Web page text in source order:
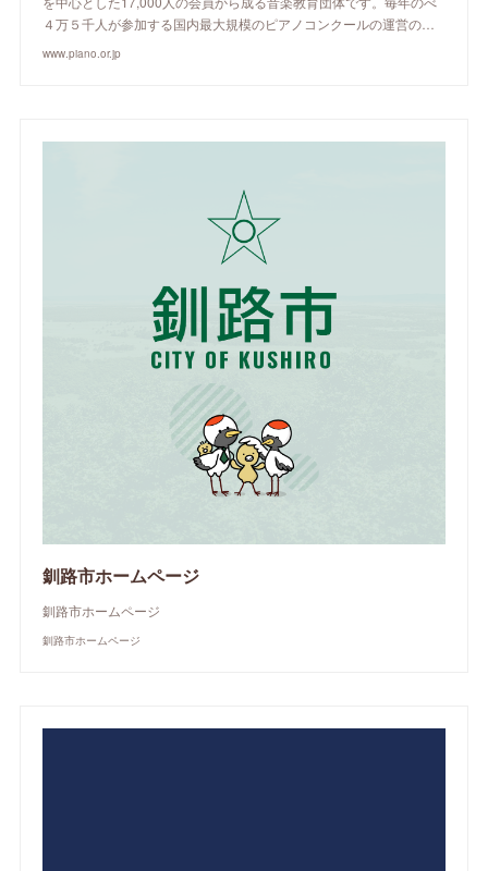
４万５千人が参加する国内最大規模のピアノコンクールの運営の…
www.piano.or.jp
釧路市ホームページ
釧路市ホームページ
釧路市ホームページ